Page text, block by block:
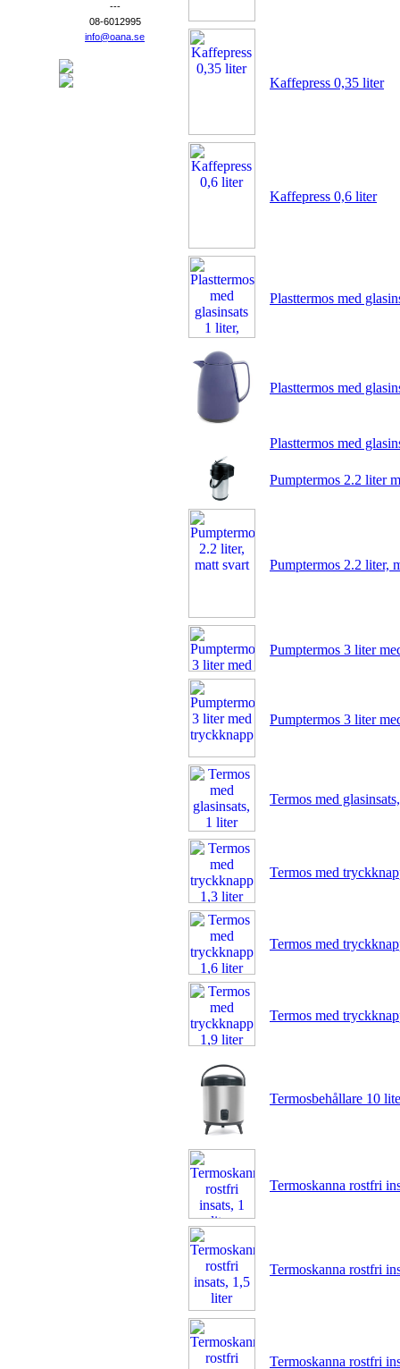
---
08-6012995
info@oana.se
Kaffepress 0,35 liter
Kaffepress 0,6 liter
Plasttermos med
Plasttermos med
Plasttermos med
Pumptermos 2.2 liter
Pumptermos 2.2 liter,
Pumptermos 3 liter
Pumptermos 3 liter
Termos med
Termos med
Termos med
Termos med
Termosbehållare 10
Termoskanna rostfri
Termoskanna rostfri
Termoskanna rostfri